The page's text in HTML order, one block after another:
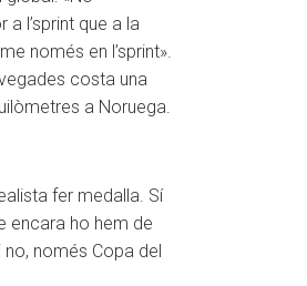
l’sprint que a la
només en l’sprint».
costa una
a Noruega.
fer medalla. Sí
encara ho hem de
només Copa del